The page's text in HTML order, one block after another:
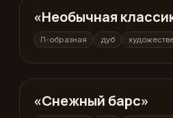
П-образная
«Необычная
П-образная дуб
П-образная
«Снежный барс»